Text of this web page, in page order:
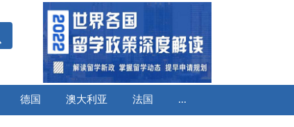
德国 澳大利亚 法国 ...